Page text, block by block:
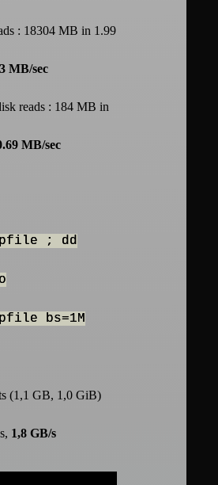
: 18304 MB in 1.99
MB/sec
reads : 184 MB in
MB/sec
; dd
bs=1M
(1,1 GB, 1,0 GiB)
1,8 GB/s